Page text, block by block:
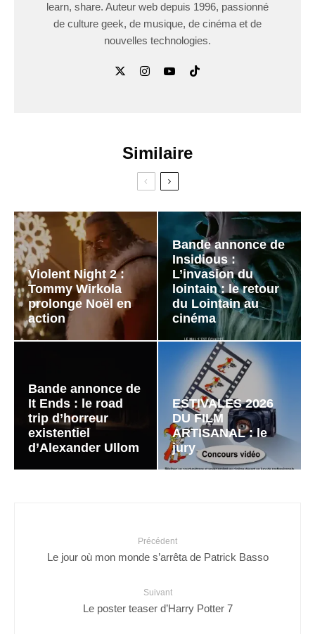
learn, share. Auteur web depuis 1996, passionné
de culture geek, de musique, de cinéma et de
nouvelles technologies.
Similaire
Violent Night 2 :
Tommy Wirkola
prolonge Noël en
action
Bande annonce de
Insidious :
L’invasion du
lointain : le retour
du Lointain au
cinéma
Bande annonce de
It Ends : le road
trip d’horreur
existentiel
d’Alexander Ullom
ESTIVALES 2026
DU FILM
ARTISANAL : le
jury
Précédent
Le jour où mon monde s’arrêta de Patrick Basso
Suivant
Le poster teaser d’Harry Potter 7